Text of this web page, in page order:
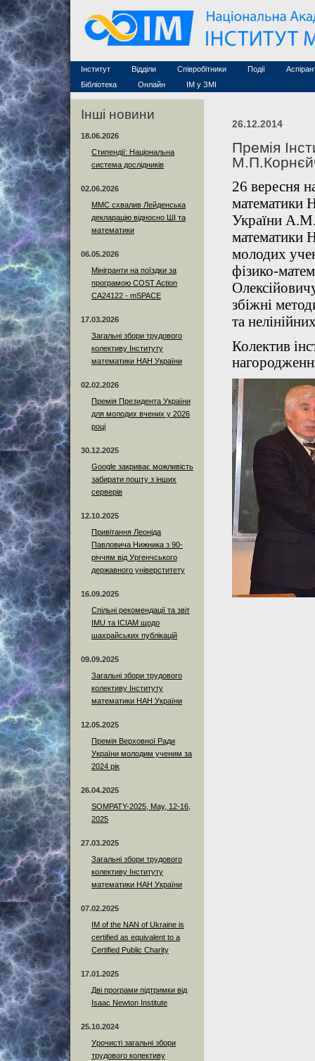
Інститут
Конкурси на посади
Науково-організаційна робота
Відділи Співробітники
Асоційовані дослідники
Технічний персонал
Події
Конференції
Курси з
Бібліотека
MathSciNet
Публікації
Онлайн
ІМ у ЗМІ
Інші новини
18.06.2026
Стипендії: Національна
система дослідників
02.06.2026
ММС схвалив Лейденська
декларацію відносно ШІ та
математики
06.05.2026
Мінігранти на поїздки за
програмою COST Action
CA24122 - mSPACE
17.03.2026
Загальні збори трудового
колективу Інституту
математики НАН України
02.02.2026
Премія Президента України
для молодих вчених у 2026
році
30.12.2025
Google закриває можливість
забирати пошту з інших
серверів
12.10.2025
Привітання Леоніда
Павловича Нижника з 90-
річчям від Ургенчського
державного універститету
16.09.2025
Спільні рекомендації та звіт
IMU та ICIAM щодо
шахрайських публікацій
09.09.2025
Загальні збори трудового
колективу Інституту
математики НАН України
12.05.2025
Премія Верховної Ради
України молодим ученим за
2024 рік
26.04.2025
SOMPATY-2025, May, 12-16,
2025
27.03.2025
Загальні збори трудового
колективу Інституту
математики НАН України
07.02.2025
IM of the NAN of Ukraine is
certified as equivalent to a
Certified Public Charity
17.01.2025
Дві програми підтримки від
Isaac Newton Institute
25.10.2024
Урочисті загальні збори
трудового колективу
26.12.2014
Премія
26 вересня
математики
України
математики
молодих
фізико-
збіжні
та
Колектив